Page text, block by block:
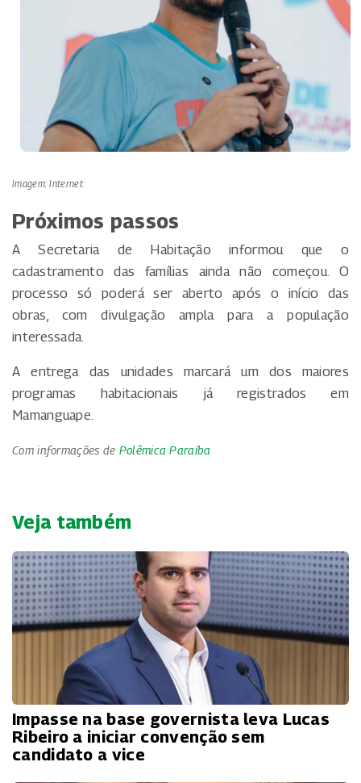
Imagem: Internet
Próximos passos
A Secretaria de Habitação informou que o
cadastramento das famílias ainda não começou. O
processo só poderá ser aberto após o início das
obras, com divulgação ampla para a população
interessada.
A entrega das unidades marcará um dos maiores
programas habitacionais já registrados em
Mamanguape.
Com informações de Polêmica Paraíba
Veja também
Impasse na base governista leva Lucas
Ribeiro a iniciar convenção sem
candidato a vice